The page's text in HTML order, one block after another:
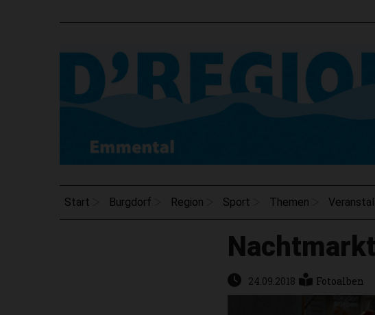
Start Burgdorf Region Sport Themen
24.09.2018 Fotoalben